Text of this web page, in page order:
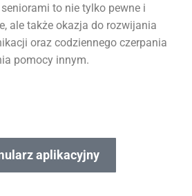
to nie tylko pewne i
ale także okazja do rozwijania
oraz codziennego czerpania
pomocy innym.
aplikacyjny